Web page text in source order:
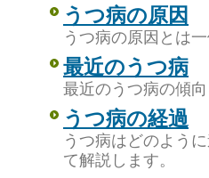
うつ病の原因
うつ病の原因とは
最近のうつ病
最近のうつ病の傾向
うつ病の経過
うつ病はどのよう
て解説します。